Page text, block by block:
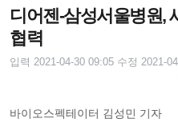
디어젠-삼성서울병원,
협력
입력 2021-04-30 09:05 수정 2021-
바이오스펙테이터 김성민 기자